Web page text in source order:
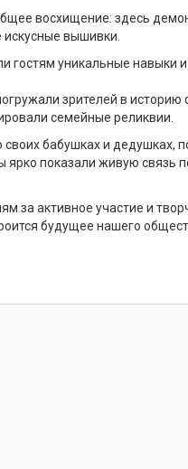
восхищение: здесь
вышивки.
гостям уникальные навыки
в
зрителей в историю
семейные реликвии.
бабушках и дедушках,
показали живую связь
за активное участие и
будущее нашего